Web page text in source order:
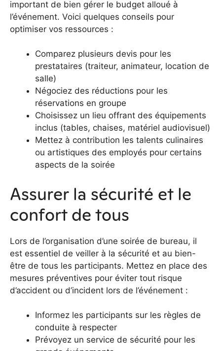
important de bien gérer le budget alloué à
l’événement. Voici quelques conseils pour
optimiser vos ressources :
Comparez plusieurs devis pour les
prestataires (traiteur, animateur, location de
salle)
Négociez des réductions pour les
réservations en groupe
Choisissez un lieu offrant des équipements
inclus (tables, chaises, matériel audiovisuel)
Mettez à contribution les talents culinaires
ou artistiques des employés pour certains
aspects de la soirée
Assurer la sécurité et le
confort de tous
Lors de l’organisation d’une soirée de bureau, il
est essentiel de veiller à la sécurité et au bien-
être de tous les participants. Mettez en place des
mesures préventives pour éviter tout risque
d’accident ou d’incident lors de l’événement :
Informez les participants sur les règles de
conduite à respecter
Prévoyez un service de sécurité pour les